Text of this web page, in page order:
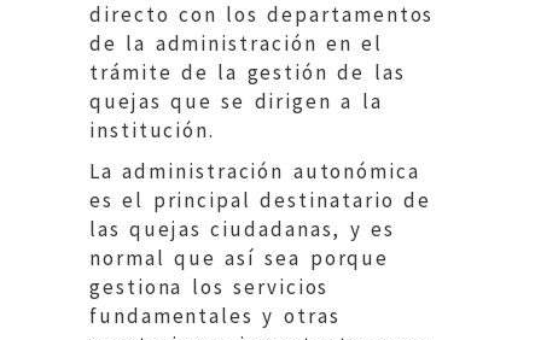
directo con los departamentos
de la administración en el
trámite de la gestión de las
quejas que se dirigen a la
institución.
La administración autonómica
es el principal destinatario de
las quejas ciudadanas, y es
normal que así sea porque
gestiona los servicios
fundamentales y otras